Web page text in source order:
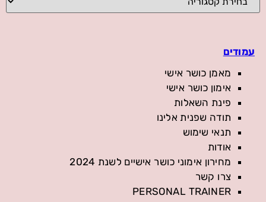
עמודים
מאמן כושר אישי
אימון כושר אישי
פינת השאלות
תודה שפנית אלינו
תנאי שימוש
אודות
מחירון אימוני כושר אישיים לשנת 2024
צרו קשר
PERSONAL TRAINER